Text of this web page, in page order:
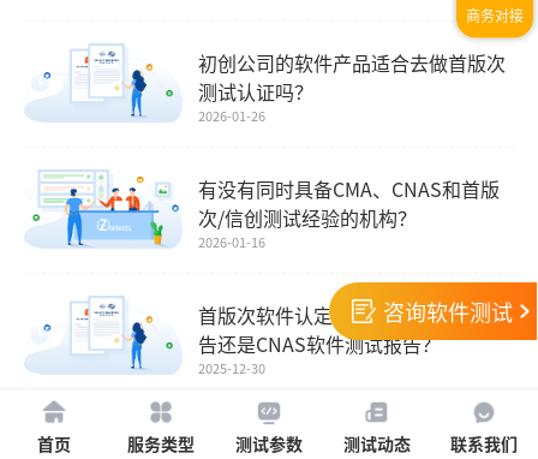
初创公司的软件产品适合去做首版次
测试认证吗？
2026-01-26
有没有同时具备CMA、CNAS和首版
次/信创测试经验的机构？
2026-01-16
首版次软件认定需要CMA软件测试报
告还是CNAS软件测试报告？
2025-12-30
首版次软件认定是什么？需要怎么做
咨询软件测试
首页 服务类型 测试参数 测试动态 联系我们